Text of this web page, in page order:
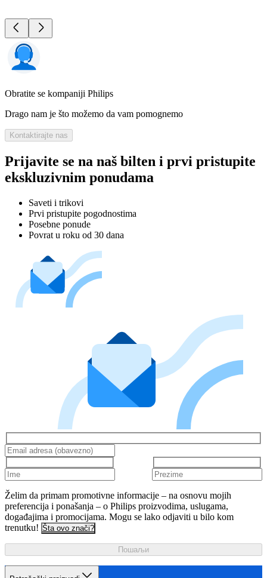
Obratite se kompaniji Philips
Drago nam je što možemo da vam pomognemo
Kontaktirajte nas
Prijavite se na naš bilten i prvi pristupite
ekskluzivnim ponudama
Saveti i trikovi
Prvi pristupite pogodnostima
Posebne ponude
Povrat u roku od 30 dana
Želim da primam promotivne informacije – na osnovu mojih
preferencija i ponašanja – o Philips proizvodima, uslugama,
događajima i promocijama. Mogu se lako odjaviti u bilo kom
trenutku! Šta ovo znači?
Пошаљи